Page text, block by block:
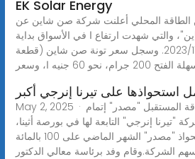
EK Solar Energy
المحلي أعلنت شركة صن شاين عن
والتي شهدت ارتفاع ا في الأسواق بداية
من يوم أمس الأربعاء 2023/11/15. وسجل سعر تونة صن شاين (قطعة
نحو 60 جنيه ا، وسعر
على تيرنا إنرجي أكبر
May 2, 2025 · أعلنت شركة أبوظبي لطاقة المستقبل "مصدر" إتمام
"تيرنا إنرجي" التابعة لها في بورصة أثينا،
وذلك بعد استكمال استحواذ "مصدر" الشهر الماضي على 100 بالمائة
الشركة.وقام وفد برئاسة معالي الدكتور